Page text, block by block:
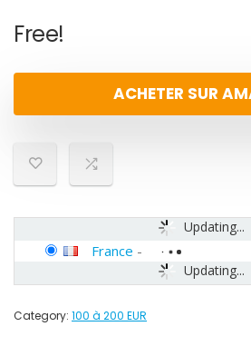
Free!
ACHETER SUR
Updating...
Updating...
France -
Category: 100 à 200 EUR